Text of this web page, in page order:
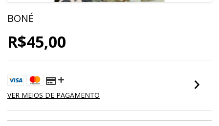
BONÉ
R$45,00
VER MEIOS DE PAGAMENTO